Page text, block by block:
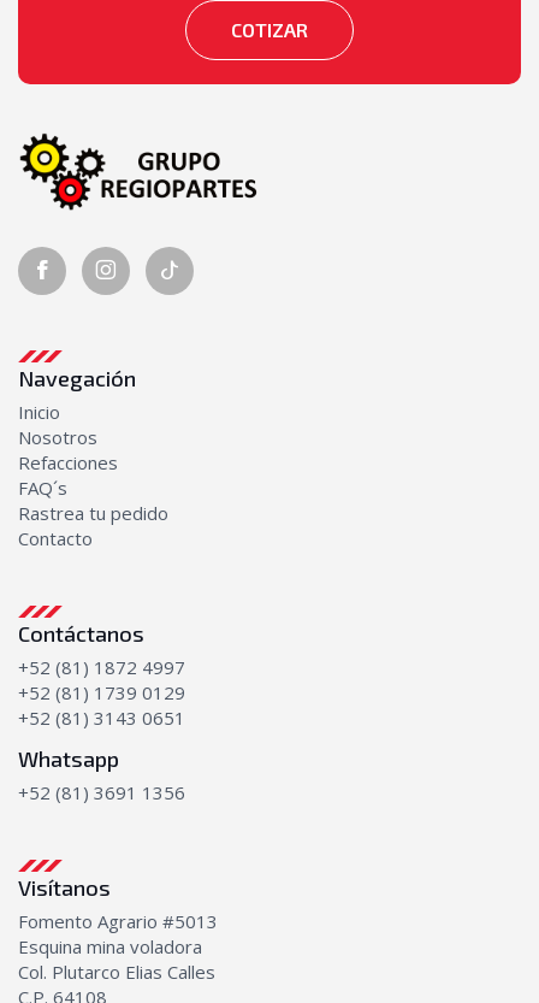
COTIZAR
Navegación
Inicio
Nosotros
Refacciones
FAQ´s
Rastrea tu pedido
Contacto
Contáctanos
+52 (81) 1872 4997
+52 (81) 1739 0129
+52 (81) 3143 0651
Whatsapp
+52 (81) 3691 1356
Visítanos
Fomento Agrario #5013
Esquina mina voladora
Col. Plutarco Elias Calles
C.P. 64108